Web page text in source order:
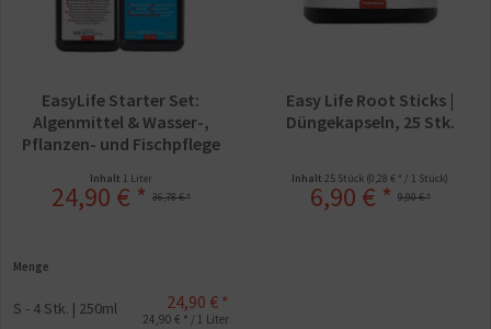
EasyLife Starter Set:
Algenmittel & Wasser-,
Pflanzen- und Fischpflege
Inhalt 1 Liter
24,90 € * 36,78 € *
Menge
S - 4 Stk. | 250ml 24,90 € *
24,90 € * / 1 Liter
Easy Life Root Sticks |
Düngekapseln, 25 Stk.
Inhalt25 Stück (0,28 € * / 1 Stück)
9,90 € *
6,90 € *